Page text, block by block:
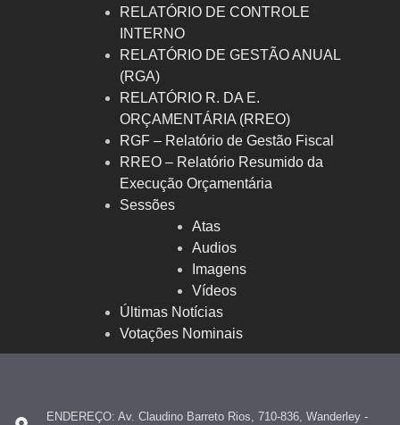
RELATÓRIO DE CONTROLE
INTERNO
RELATÓRIO DE GESTÃO ANUAL
(RGA)
RELATÓRIO R. DA E.
ORÇAMENTÁRIA (RREO)
RGF – Relatório de Gestão Fiscal
RREO – Relatório Resumido da
Execução Orçamentária
Sessões
Atas
Audios
Imagens
Vídeos
Últimas Notícias
Votações Nominais
ENDEREÇO: Av. Claudino Barreto Rios, 710-836, Wanderley -